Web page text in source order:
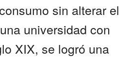
sin alterar el
universidad con
XIX, se logró una